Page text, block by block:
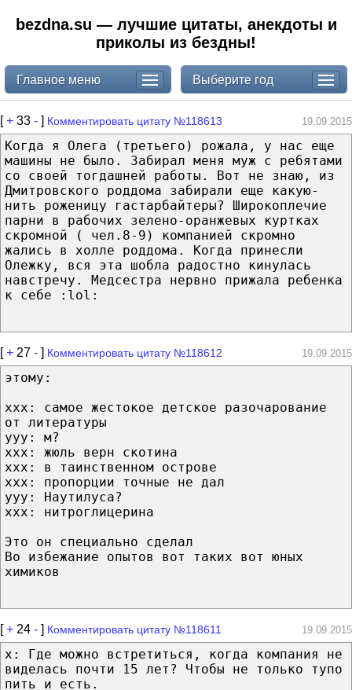
bezdna.su — лучшие цитаты, анекдоты и
приколы из бездны!
Главное меню Выберите год
[+ 33 - ] Комментировать цитату №118613 19.09.2015
Когда я Олега (третьего) рожала, у нас еще
машины не было. Забирал меня муж с ребятами
со своей тогдашней работы. Вот не знаю, из
Дмитровского роддома забирали еще какую-
нить роженицу гастарбайтеры? Широкоплечие
парни в рабочих зелено-оранжевых куртках
скромной ( чел.8-9) компанией скромно
жались в холле роддома. Когда принесли
Олежку, вся эта шобла радостно кинулась
навстречу. Медсестра нервно прижала ребенка
к себе :lol:
[+ 27 - ] Комментировать цитату №118612 19.09.2015
этому:
xxx: самое жестокое детское разочарование
от литературы
yyy: м?
xxx: жюль верн скотина
xxx: в таинственном острове
xxx: пропорции точные не дал
yyy: Наутилуса?
xxx: нитроглицерина
Это он специально сделал
Во избежание опытов вот таких вот юных
химиков
[+ 24 - ] Комментировать цитату №118611 19.09.2015
x: Где можно встретиться, когда компания не
виделась почти 15 лет? Чтобы не только тупо
пить и есть.